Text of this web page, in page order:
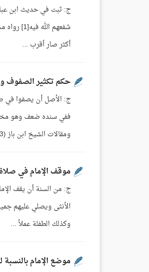
ج: ثبت في حديث ابن
شفعهم
أكثر صار أقرب ...
حكم تكثير الصفوف
ومقالات الشيخ ابن باز (13/ 139).
موقف الإمام في
ج: من السنة أن يقف
الأنثى ويصلي عليهم
وكذلك الطفلة عملاً ...
موضع الإمام بالنسبة